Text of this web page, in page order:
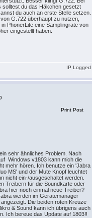
solltest du das Häkchen gesetzt
du auch an erste Stelle setzen.
G.722 überhaupt zu nutzen,
PhonerLite eine Samplingrate von
eingestellt haben.
IP Logged
Print Post
sehr ähnliches Problem. Nach
Windows v1803 kann mich die
mehr hören. Ich benutze ein 'Jabra
MS' und der Mute Knopf leuchtet
nicht ein-/ausgeschaltet werden.
Treibern für die Soundkarte oder
hier noch einmal neue Treiber?
werden im Gerätemanager
Die beiden roten Kreuze
& Sound kann ich übrigens auch
Ich bereue das Update auf 1803!!